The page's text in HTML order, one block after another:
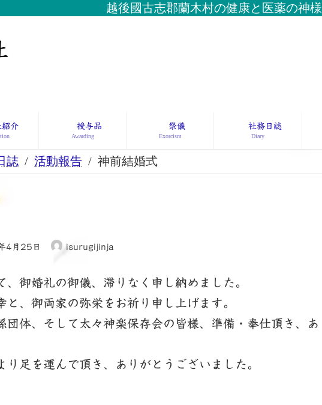
越後國古志郡蘭木村の健康と医薬の神様
紹介 授与品
Awarding
祭儀
Exorcism
社務日誌
Diary
誌 活動報告 神前結婚式
4月25日 isurugijinja
、御婚礼の御儀、滞りなく申し納めました。
、御両家の弥栄をお祈り申し上げます。
団体、そして太々神楽保存会の皆様、準備・奉仕頂き、あ
り足を運んで頂き、ありがとうございました。